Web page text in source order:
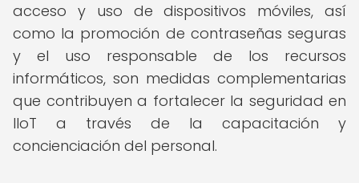
acceso y uso de dispositivos móviles, así
como la promoción de contraseñas seguras
y el uso responsable de los recursos
informáticos, son medidas complementarias
que contribuyen a fortalecer la seguridad en
IIoT a través de la capacitación y
concienciación del personal.